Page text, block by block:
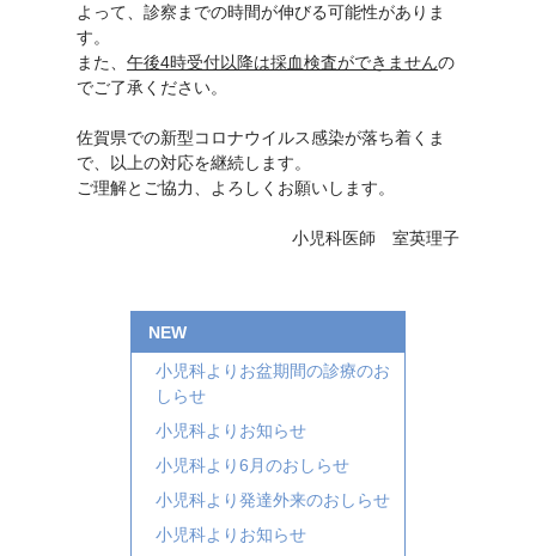
よって、診察までの時間が伸びる可能性がありま
す。
また、 午後4時受付以降は採血検査ができませんの
でご了承ください。
佐賀県での新型コロナウイルス感染が落ち着くま
で、以上の対応を継続します。
ご理解とご協力、よろしくお願いします。
小児科医師 室英理子
NEW
小児科よりお盆期間の診療のお
しらせ
小児科よりお知らせ
小児科より6月のおしらせ
小児科より発達外来のおしらせ
小児科よりお知らせ